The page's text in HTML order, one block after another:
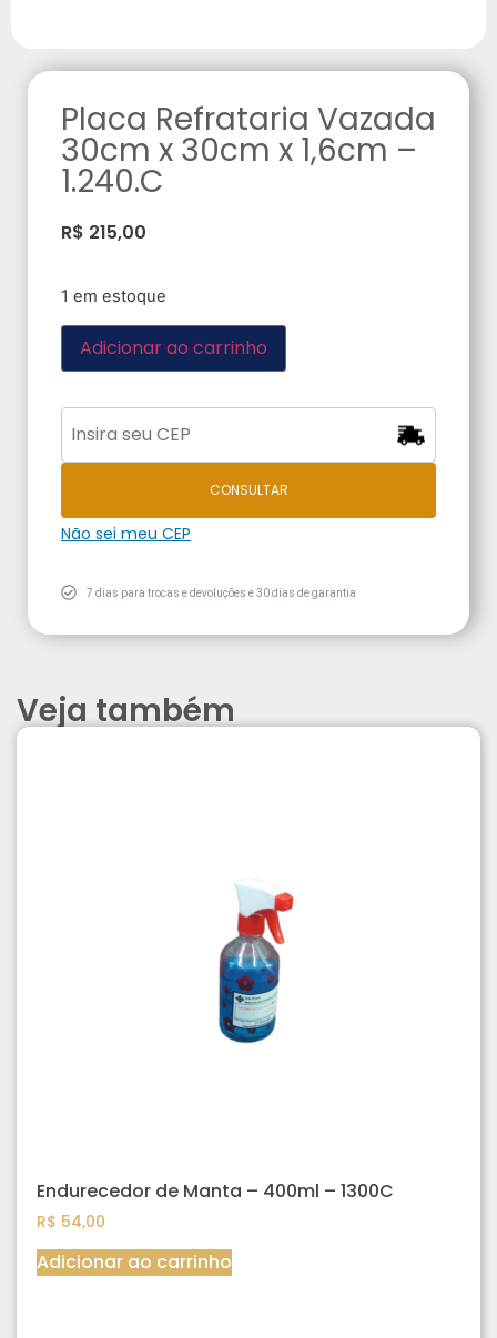
Placa Refrataria Vazada
30cm x 30cm x 1,6cm –
1.240.C
R$ 215,00
1 em estoque
Adicionar ao carrinho
CONSULTAR
Não sei meu CEP
7 dias para trocas e devoluções e 30 dias de garantia
Veja também
Endurecedor de Manta – 400ml – 1300C
R$ 54,00
Adicionar ao carrinho